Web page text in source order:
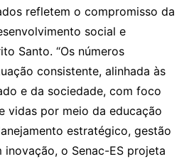
refletem o compromisso da
social e
Santo. “Os números
consistente, alinhada às
e da sociedade, com foco
vidas por meio da educação
estratégico, gestão
o Senac-ES projeta